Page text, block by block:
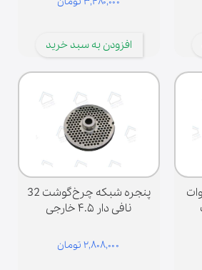
افزودن به سبد خرید
شبکه چرخ گوشت ۸۰۰ وات
پنجره شبکه چرخ‌گوشت 32
نافی دار ۴.۵ خارجی
۲,۸۰۸,۰۰۰ تومان